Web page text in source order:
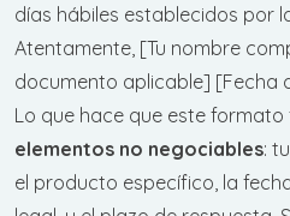
días hábiles establecidos por
Atentamente, [Tu nombre
documento aplicable] [Fecha
Lo que hace que este formato
elementos no negociables:
el producto específico, la